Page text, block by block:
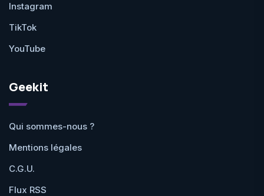
Instagram
TikTok
YouTube
Geekit
Qui sommes-nous ?
Mentions légales
C.G.U.
Flux RSS